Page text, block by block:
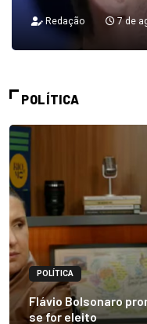
Redação 7 de
POLÍTICA
POLÍTICA
Flávio Bolsonaro
se for eleito